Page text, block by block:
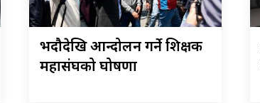
भदौदेखि आन्दोलन गर्ने शिक्षक
महासंघको घोषणा